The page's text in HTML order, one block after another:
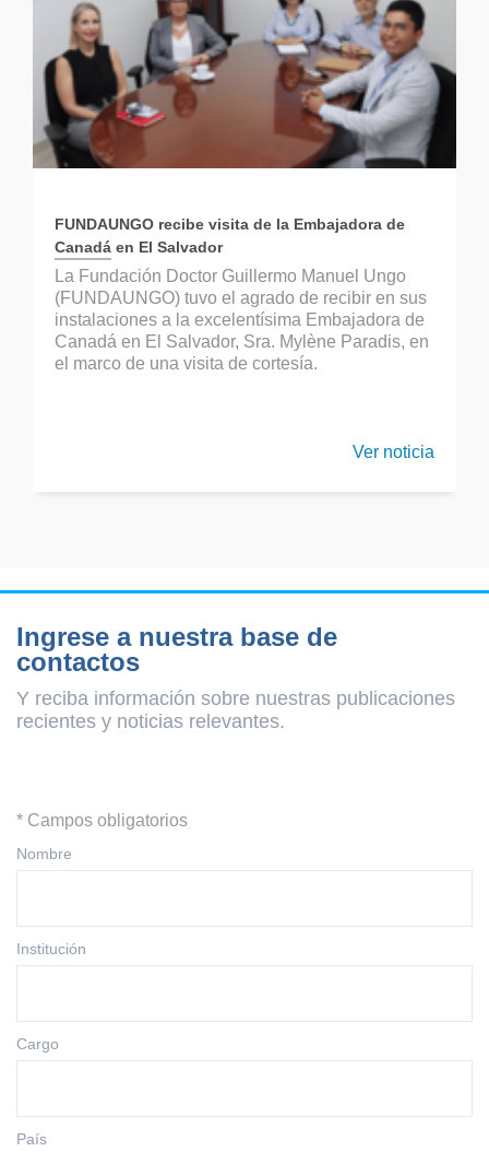
FUNDAUNGO recibe visita de la Embajadora de
Canadá en El Salvador
La Fundación Doctor Guillermo Manuel Ungo
(FUNDAUNGO) tuvo el agrado de recibir en sus
instalaciones a la excelentísima Embajadora de
Canadá en El Salvador, Sra. Mylène Paradis, en
el marco de una visita de cortesía.
Ver noticia
Ingrese a nuestra base de
contactos
Y reciba información sobre nuestras publicaciones
recientes y noticias relevantes.
* Campos obligatorios
Nombre
Institución
Cargo
País